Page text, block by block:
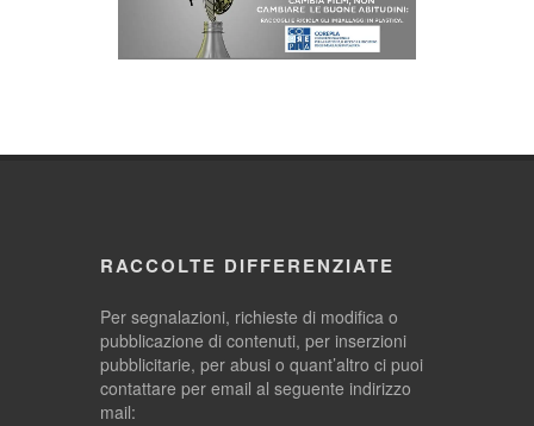
RACCOLTE DIFFERENZIATE
Per segnalazioni, richieste di modifica o
pubblicazione di contenuti, per inserzioni
pubblicitarie, per abusi o quant’altro ci puoi
contattare per email al seguente indirizzo
mail: